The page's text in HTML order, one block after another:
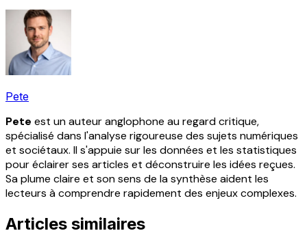
Pete
Pete est un auteur anglophone au regard critique,
spécialisé dans l'analyse rigoureuse des sujets numériques
et sociétaux. Il s'appuie sur les données et les statistiques
pour éclairer ses articles et déconstruire les idées reçues.
Sa plume claire et son sens de la synthèse aident les
lecteurs à comprendre rapidement des enjeux complexes.
Articles similaires